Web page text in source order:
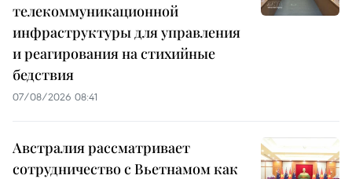
телекоммуникационной
инфраструктуры для управления
и реагирования на стихийные
бедствия
07/08/2026 08:41
Австралия рассматривает
сотрудничество с Вьетнамом как